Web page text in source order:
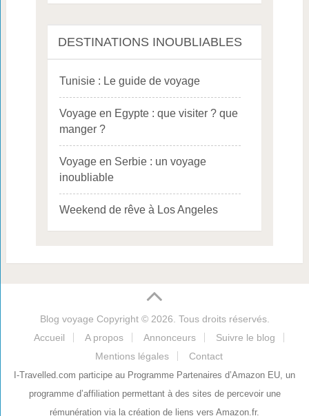
DESTINATIONS INOUBLIABLES
Tunisie : Le guide de voyage
Voyage en Egypte : que visiter ? que
manger ?
Voyage en Serbie : un voyage
inoubliable
Weekend de rêve à Los Angeles
Blog voyage Copyright © 2026. Tous droits réservés.
Accueil
A propos Annonceurs
Suivre le blog
Mentions légales
Contact
I-Travelled.com participe au Programme Partenaires d’Amazon EU, un
programme d’affiliation permettant à des sites de percevoir une
rémunération via la création de liens vers Amazon.fr.